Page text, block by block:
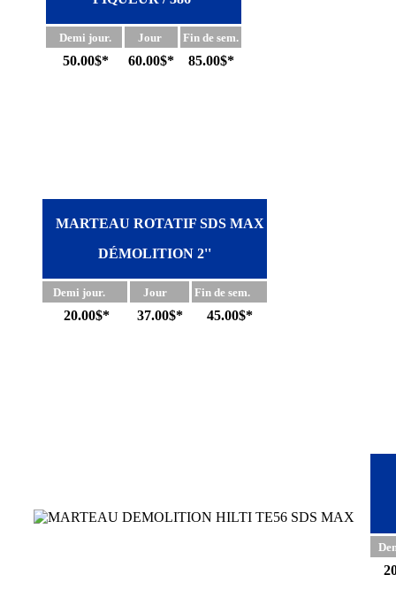
Demi jour. Jour Fin de sem.
50.00$* 60.00$* 85.00$*
MARTEAU ROTATIF SDS MAX
DÉMOLITION 2''
Demi jour. Jour Fin de sem.
20.00$* 37.00$* 45.00$*